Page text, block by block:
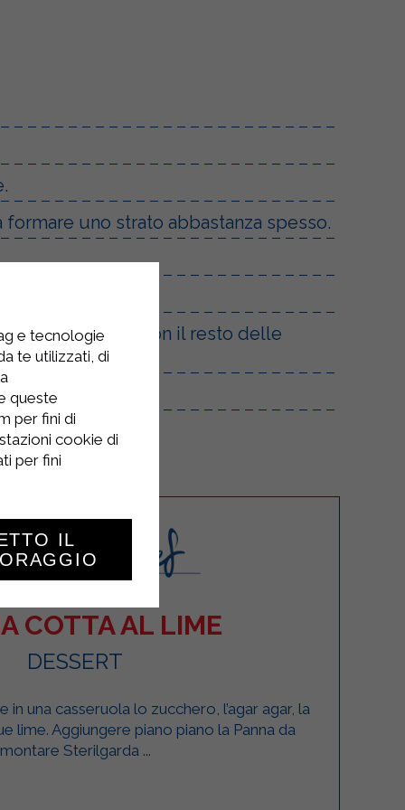
uno strato abbastanza spesso.
cospargendo con il resto delle
COTTA AL LIME
DESSERT
una casseruola lo zucchero, l’agar agar, la
lime. Aggiungere piano piano la Panna da
montare Sterilgarda ...
e tecnologie
te utilizzati, di
queste
per fini di
cookie di
per fini
IL